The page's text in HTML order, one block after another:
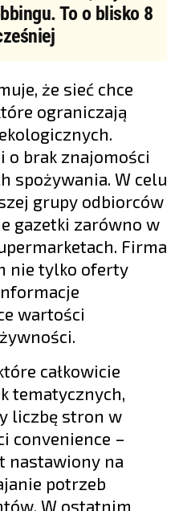
To o blisko 8
że sieć chce
ograniczają
o brak znajomości
spożywania. W celu
grupy odbiorców
gazetki zarówno w
Firma
nie tylko oferty
wartości
całkowicie
tematycznych,
liczbę stron w
convenience –
nastawiony na
potrzeb
W ostatnim